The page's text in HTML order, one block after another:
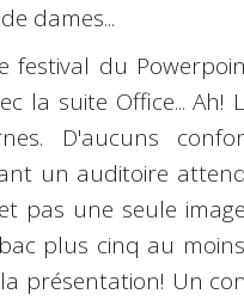
dames...
festival du
la suite Office... Ah!
D'aucuns
un auditoire
pas une seule
plus cinq au
présentation! Un